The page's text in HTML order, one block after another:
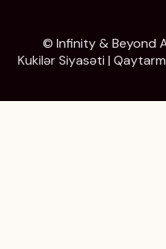
© Infinity & Beyond
Kukilər Siyasəti |